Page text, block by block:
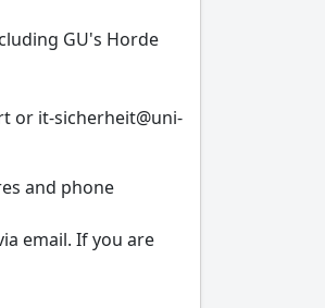
GU's Horde
or it-sicherheit@uni-
and phone
email. If you are